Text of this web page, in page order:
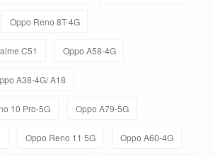
Oppo Reno 8T-4G
C51 Oppo A58-4G
A38-4G/ A18
10 Pro-5G Oppo A79-5G
Oppo Reno 11 5G Oppo A60-4G